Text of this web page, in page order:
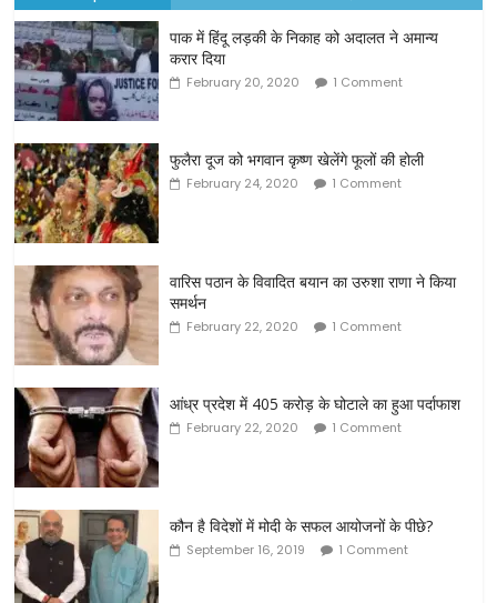
पाक में हिंदू लड़की के निकाह को अदालत ने अमान्य
करार दिया
February 20, 2020 1 Comment
फुलैरा दूज को भगवान कृष्ण खेलेंगे फूलों की होली
February 24, 2020 1 Comment
वारिस पठान के विवादित बयान का उरुशा राणा ने किया
समर्थन
February 22, 2020 1 Comment
आंध्र प्रदेश में 405 करोड़ के घोटाले का हुआ पर्दाफाश
February 22, 2020 1 Comment
कौन है विदेशों में मोदी के सफल आयोजनों के पीछे?
September 16, 2019 1 Comment